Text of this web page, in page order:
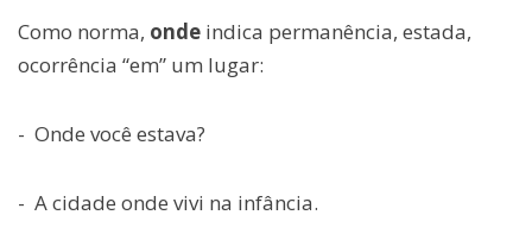
Como norma, onde indica permanência, estada,
ocorrência “em” um lugar:
- Onde você estava?
- A cidade onde vivi na infância.